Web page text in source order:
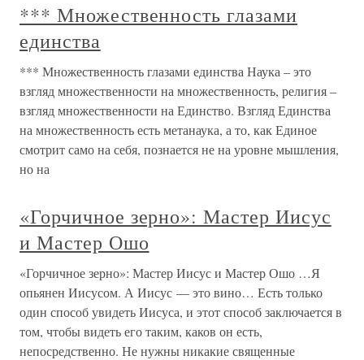
*** Множественность глазами
единства
*** Множественность глазами единства Наука – это
взгляд множественности на множественность, религия –
взгляд множественности на Единство. Взгляд Единства
на множественность есть метанаука, а то, как Единое
смотрит само на себя, познается не на уровне мышления,
но на
«Горчичное зерно»: Мастер Иисус
и Мастер Ошо
«Горчичное зерно»: Мастер Иисус и Мастер Ошо …Я
опьянен Иисусом. А Иисус — это вино… Есть только
один способ увидеть Иисуса, и этот способ заключается в
том, чтобы видеть его таким, каков он есть,
непосредственно. Не нужны никакие священные